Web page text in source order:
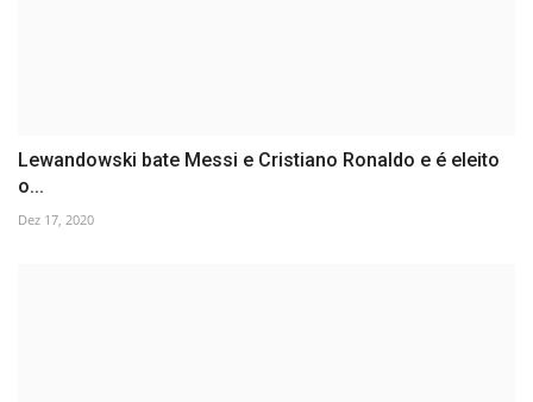
Lewandowski bate Messi e Cristiano Ronaldo e é eleito
o...
Dez 17, 2020